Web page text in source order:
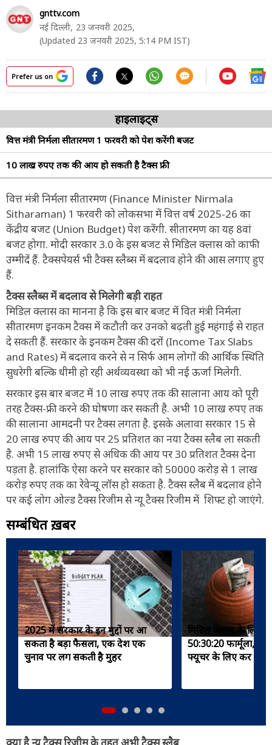
gnttv.com
नई दिल्ली, 23 जनवरी 2025,
(Updated 23 जनवरी 2025, 5:14 PM IST)
Prefer us on
हाइलाइट्स
वित्त मंत्री निर्मला सीतारमण 1 फरवरी को पेश करेंगी बजट
10 लाख रुपए तक की आय हो सकती है टैक्स फ्री
वित्त मंत्री निर्मला सीतारमण (Finance Minister Nirmala
Sitharaman) 1 फरवरी को लोकसभा में वित्त वर्ष 2025-26 का
केंद्रीय बजट (Union Budget) पेश करेंगी. सीतारमण का यह 8वां
बजट होगा. मोदी सरकार 3.0 के इस बजट से मिडिल क्लास को काफी
उम्मीदें हैं. टैक्सपेयर्स भी टैक्स स्लैब्स में बदलाव होने की आस लगाए हुए
हैं.
टैक्स स्लैब्स में बदलाव से मिलेगी बड़ी राहत
मिडिल क्लास का मानना है कि इस बार बजट में वित मंत्री निर्मला
सीतारमण इनकम टैक्स में कटौती कर उनको बढ़ती हुई महंगाई से राहत
दे सकती हैं. सरकार के इनकम टैक्स की दरों (Income Tax Slabs
and Rates) में बदलाव करने से न सिर्फ आम लोगों की आर्थिक स्थिति
सुधरेगी बल्कि धीमी हो रही अर्थव्यवस्था को भी नई ऊर्जा मिलेगी.
सरकार इस बार बजट में 10 लाख रुपए तक की सालाना आय को पूरी
तरह टैक्स-फ्री करने की घोषणा कर सकती है. अभी 10 लाख रुपए तक
की सालाना आमदनी पर टैक्स लगता है. इसके अलावा सरकार 15 से
20 लाख रुपए की आय पर 25 प्रतिशत का नया टैक्स स्लैब ला सकती
है. अभी 15 लाख रुपए से अधिक की आय पर 30 प्रतिशत टैक्स देना
पड़ता है. हालांकि ऐसा करने पर सरकार को 50000 करोड़ से 1 लाख
करोड़ रुपए तक का रेवेन्यू लॉस हो सकता है. टैक्स स्लैब में बदलाव होने
पर कई लोग ओल्ड टैक्स रिजीम से न्यू टैक्स रिजीम में शिफ्ट हो जाएंगे.
सम्बंधित ख़बरें
2025 में सरकार के इन मुद्दों पर आ
सकता है बड़ा फैसला, एक देश एक
चुनाव पर लग सकती है मुहर
मिडिल क्लास के लिए
50:30:20 फार्मूला,
फ्यूचर के लिए कर
क्या है न्यू टैक्स रिजीम के तहत अभी टैक्स स्लैब